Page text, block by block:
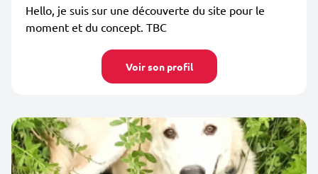
Hello, je suis sur une découverte du site pour le
moment et du concept. TBC
Voir son profil